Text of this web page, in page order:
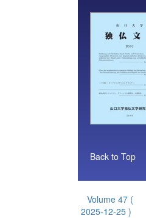
Back to Top
Volume 47 (
2025-12-25 )